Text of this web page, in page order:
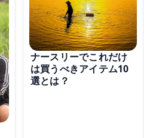
ナースリーでこれだけ
は買うべきアイテム10
選とは？